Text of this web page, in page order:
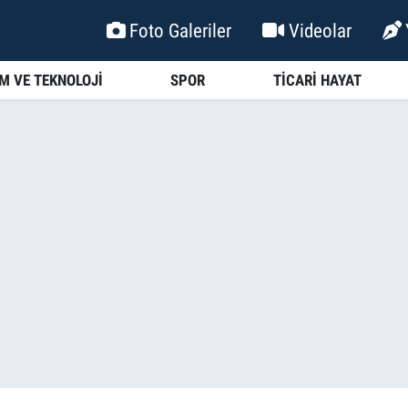
Foto Galeriler Videolar
VE TEKNOLOJİ SPOR TİCARİ HAYAT